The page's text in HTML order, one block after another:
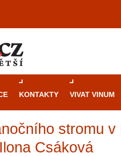
KONTAKTY VIVAT VINUM
stromu
Csáková
Průvodce
Brně: Od